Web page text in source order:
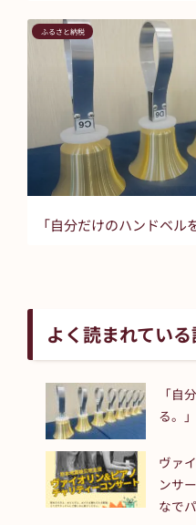
ふるさと納税
「自分だけのハンドベル
よく読まれてい
「自
る。」
ヴァ
ンサ
なで